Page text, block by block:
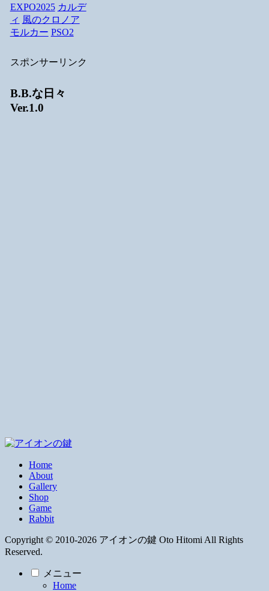
EXPO2025 カルデ
ィ 風のクロノア
モルカー PSO2
スポンサーリンク
B.B.な日々
Ver.1.0
Home
About
Gallery
Shop
Game
Rabbit
Copyright © 2010-2026 アイオンの鍵 Oto Hitomi All Rights
Reserved.
メニュー
Home